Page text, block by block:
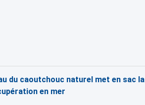
du caoutchouc naturel met en sac la
en mer